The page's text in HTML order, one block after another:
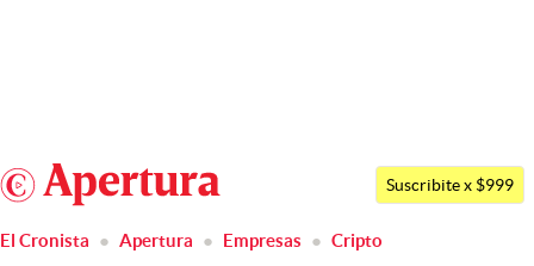
Argentina
Members
Economía y Política
Suscribite x $999
El Cronista Apertura Empresas Cripto